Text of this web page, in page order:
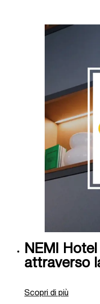
NEMI
attraverso
Scopri di più